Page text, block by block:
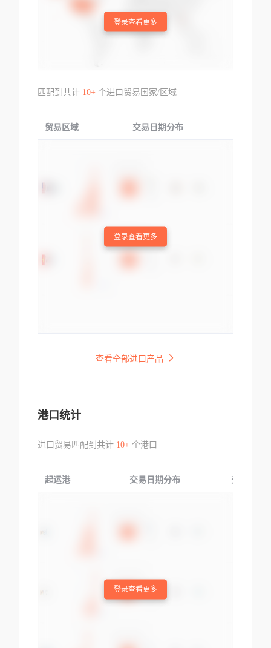
登录查看更多
匹配到共计 10+个进口贸易国家/区域
贸易区域 交易日期分布
登录查看更多
查看全部进口产品
港口统计
进口贸易匹配到共计 10+个港口
起运港 交易日期分布 交易产品
登录查看更多